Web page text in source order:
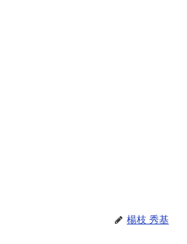
楊枝 秀基